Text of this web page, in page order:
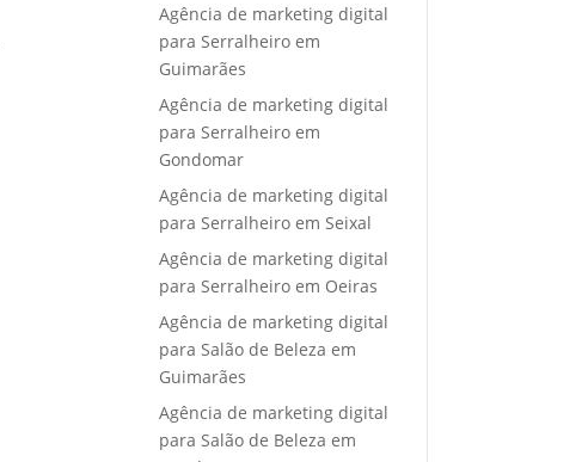
Agência de marketing digital
para Serralheiro em
Guimarães
Agência de marketing digital
para Serralheiro em
Gondomar
Agência de marketing digital
para Serralheiro em Seixal
Agência de marketing digital
para Serralheiro em Oeiras
Agência de marketing digital
para Salão de Beleza em
Guimarães
Agência de marketing digital
para Salão de Beleza em